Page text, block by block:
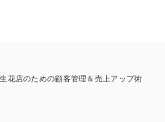
花店のための顧客管理＆売上アップ術